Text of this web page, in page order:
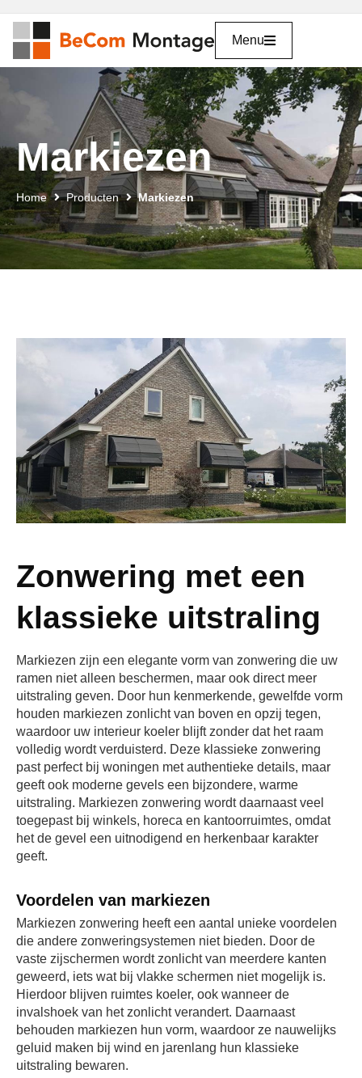
Menu
Markiezen
Home Producten Markiezen
Zonwering met een
klassieke uitstraling
Markiezen zijn een elegante vorm van zonwering die uw
ramen niet alleen beschermen, maar ook direct meer
uitstraling geven. Door hun kenmerkende, gewelfde vorm
houden markiezen zonlicht van boven en opzij tegen,
waardoor uw interieur koeler blijft zonder dat het raam
volledig wordt verduisterd. Deze klassieke zonwering
past perfect bij woningen met authentieke details, maar
geeft ook moderne gevels een bijzondere, warme
uitstraling. Markiezen zonwering wordt daarnaast veel
toegepast bij winkels, horeca en kantoorruimtes, omdat
het de gevel een uitnodigend en herkenbaar karakter
geeft.
Voordelen van markiezen
Markiezen zonwering heeft een aantal unieke voordelen
die andere zonweringsystemen niet bieden. Door de
vaste zijschermen wordt zonlicht van meerdere kanten
geweerd, iets wat bij vlakke schermen niet mogelijk is.
Hierdoor blijven ruimtes koeler, ook wanneer de
invalshoek van het zonlicht verandert. Daarnaast
behouden markiezen hun vorm, waardoor ze nauwelijks
geluid maken bij wind en jarenlang hun klassieke
uitstraling bewaren.